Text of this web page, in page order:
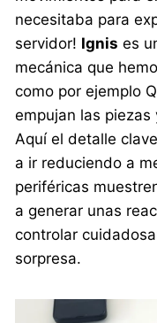
necesitaba para
servidor! Ignis es
mecánica que
como por ejemplo
empujan las
Aquí el detalle
a ir reduciendo a
periféricas
a generar unas
controlar
sorpresa.